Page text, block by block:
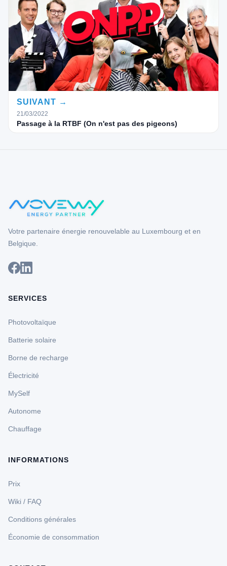
SUIVANT →
21/03/2022
Passage à la RTBF (On n'est pas des pigeons)
Votre partenaire énergie renouvelable au Luxembourg et en
Belgique.
SERVICES
Photovoltaïque
Batterie solaire
Borne de recharge
Électricité
MySelf
Autonome
Chauffage
INFORMATIONS
Prix
Wiki / FAQ
Conditions générales
Économie de consommation